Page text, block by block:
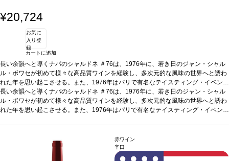
¥20,724
お気に
入り登
録
カートに追加
長い余韻へと導くナパのシャルドネ ＃76は、1976年に、若き日のジャン・シャル
ル・ボワセが初めて様々な高品質ワインを経験し、多次元的な風味の世界へと誘わ
れた年を思い起こさせる。また、1976年はパリで有名なテイスティング・イベント
が開催され、カリフォルニアワインが国際的に認知された年でもある。テイスティ
ングノートたっぷりの洋ナシ、レモンカード、パイナップルが口中で滑らかに広が
り、暖かかった2023年のリッチさを存分に表現する一本。鮮やかな酸味とエレガン
ンテージが在庫切れの場合、在庫があり価格が同様の場合は自動的に次のヴィンテ
ージに変更されますのでご了承ください。
長い余韻へと導くナパのシャルドネ ＃76は、1976年に、若き日のジャン・シャル
ル・ボワセが初めて様々な高品質ワインを経験し、多次元的な風味の世界へと誘わ
れた年を思い起こさせる。また、1976年はパリで有名なテイスティング・イベント
り、暖かかった2023年のリッチさを存分に表現する一本。鮮やかな酸味とエレガン
トな余韻はバランスが取れており、心地良く残る。
たロブスター、ホタテのソテーなどと好相性。 葡萄品種シャルドネ 100%*本ヴィ
赤ワイン
辛口